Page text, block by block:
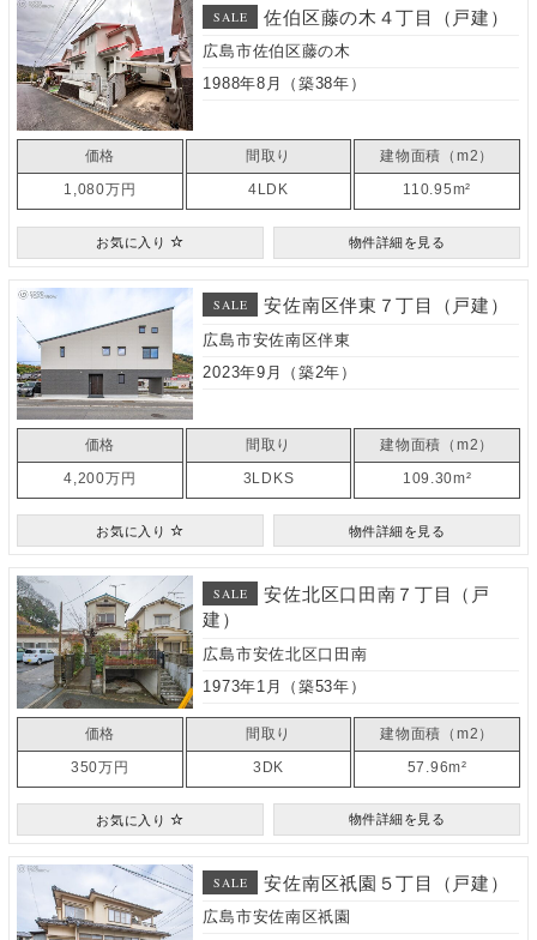
SALE 佐伯区藤の木４丁目（戸建）
広島市佐伯区藤の木
1988年8月（築38年）
価格
1,080万円
間取り
4LDK
建物面積（m2）
110.95m²
お気に入り 物件詳細を見る
SALE 安佐南区伴東７丁目（戸建）
広島市安佐南区伴東
2023年9月（築2年）
価格
4,200万円
間取り
3LDKS
建物面積（m2）
109.30m²
お気に入り 物件詳細を見る
SALE
安佐北区口田南７丁目（戸
建）
広島市安佐北区口田南
1973年1月（築53年）
価格
350万円
間取り
3DK
建物面積（m2）
57.96m²
お気に入り 物件詳細を見る
SALE 安佐南区祇園５丁目（戸建）
広島市安佐南区祇園